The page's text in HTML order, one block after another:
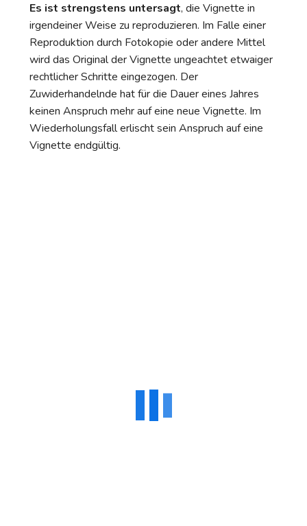
Es ist strengstens untersagt, die Vignette in
irgendeiner Weise zu reproduzieren. Im Falle einer
Reproduktion durch Fotokopie oder andere Mittel
wird das Original der Vignette ungeachtet etwaiger
rechtlicher Schritte eingezogen. Der
Zuwiderhandelnde hat für die Dauer eines Jahres
keinen Anspruch mehr auf eine neue Vignette. Im
Wiederholungsfall erlischt sein Anspruch auf eine
Vignette endgültig.